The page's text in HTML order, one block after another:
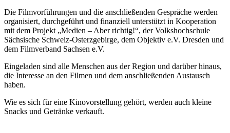
Die Filmvorführungen und die anschließenden Gespräche werden
organisiert, durchgeführt und finanziell unterstützt in Kooperation
mit dem Projekt „Medien – Aber richtig!“, der Volkshochschule
Sächsische Schweiz-Osterzgebirge, dem Objektiv e.V. Dresden und
dem Filmverband Sachsen e.V.
Eingeladen sind alle Menschen aus der Region und darüber hinaus,
die Interesse an den Filmen und dem anschließenden Austausch
haben.
Wie es sich für eine Kinovorstellung gehört, werden auch kleine
Snacks und Getränke verkauft.